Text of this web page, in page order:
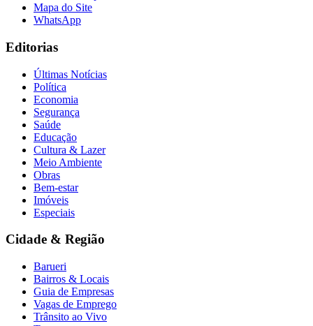
Mapa do Site
WhatsApp
Editorias
Últimas Notícias
Política
Economia
Segurança
Saúde
Educação
Cultura & Lazer
Meio Ambiente
Obras
Bem-estar
Imóveis
Especiais
Cidade & Região
Barueri
Bairros & Locais
Guia de Empresas
Vagas de Emprego
Trânsito ao Vivo